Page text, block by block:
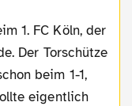
Der Torschütze
beim 1-1,
eigentlich